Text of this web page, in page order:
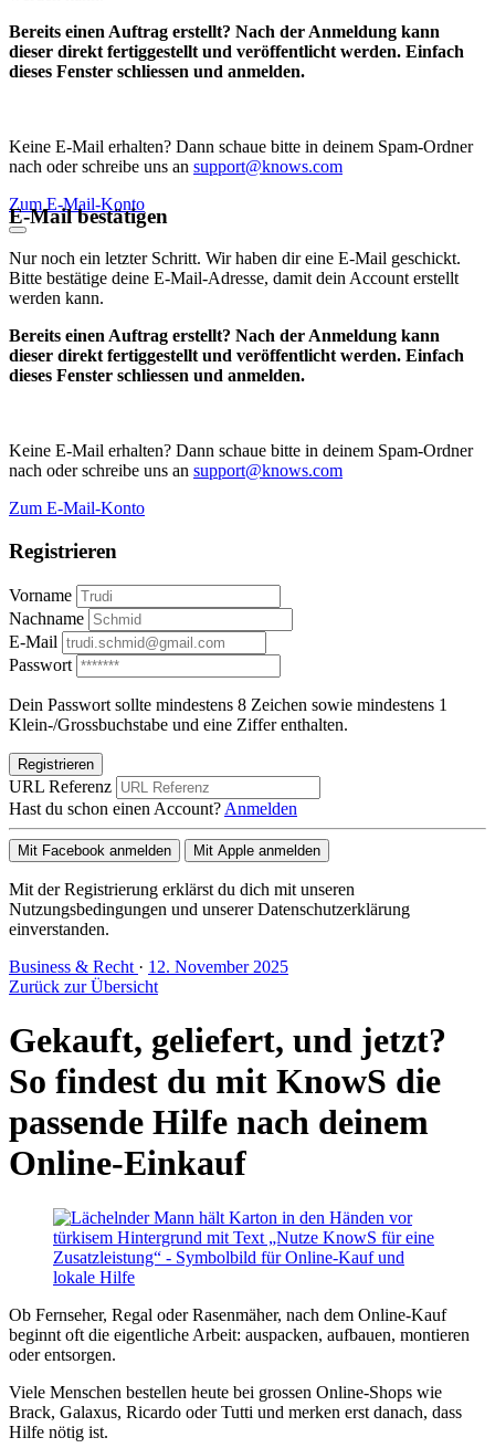
Bereits einen Auftrag erstellt? Nach der Anmeldung kann
dieser direkt fertiggestellt und veröffentlicht werden. Einfach
dieses Fenster schliessen und anmelden.
Keine E-Mail erhalten? Dann schaue bitte in deinem Spam-Ordner
nach oder schreibe uns an support@knows.com
Zum E-Mail-Konto
E-Mail bestätigen
Nur noch ein letzter Schritt. Wir haben dir eine E-Mail geschickt.
Bitte bestätige deine E-Mail-Adresse, damit dein Account erstellt
werden kann.
Bereits einen Auftrag erstellt? Nach der Anmeldung kann
dieser direkt fertiggestellt und veröffentlicht werden. Einfach
dieses Fenster schliessen und anmelden.
Keine E-Mail erhalten? Dann schaue bitte in deinem Spam-Ordner
nach oder schreibe uns an support@knows.com
Zum E-Mail-Konto
Registrieren
Vorname
Nachname
E-Mail
Passwort
Dein Passwort sollte mindestens 8 Zeichen sowie mindestens 1
Klein-/Grossbuchstabe und eine Ziffer enthalten.
Registrieren
URL Referenz
Hast du schon einen Account? Anmelden
Mit Facebook anmelden Mit Apple anmelden
Mit der Registrierung erklärst du dich mit unseren
Nutzungsbedingungen und unserer Datenschutzerklärung
einverstanden.
Business & Recht · 12. November 2025
Zurück zur Übersicht
Gekauft, geliefert, und jetzt?
So findest du mit KnowS die
passende Hilfe nach deinem
Online-Einkauf
Ob Fernseher, Regal oder Rasenmäher, nach dem Online-Kauf
beginnt oft die eigentliche Arbeit: auspacken, aufbauen, montieren
oder entsorgen.
Viele Menschen bestellen heute bei grossen Online-Shops wie
Brack, Galaxus, Ricardo oder Tutti und merken erst danach, dass
Hilfe nötig ist.